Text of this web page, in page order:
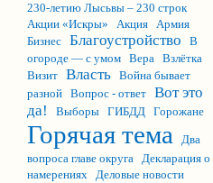
230-летию Лысьвы – 230 строк
Акции «Искры»
Акция Армия
Бизнес Благоустройство
В
огороде — с умом Вера Взлётка
Визит Власть Война бывает
разной Вопрос - ответ Вот это
да!
Выборы ГИБДД Горожане
Горячая тема
Два
вопроса главе округа Декларация о
намерениях Деловые новости